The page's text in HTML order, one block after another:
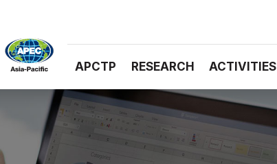
APCTP RESEARCH ACTIVITIES